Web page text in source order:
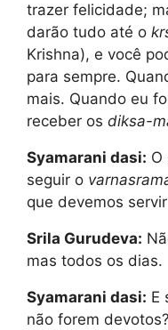
trazer felicidade;
darão tudo até o
Krishna), e você
para sempre.
mais. Quando eu
receber os diksa-
Syamarani dasi: O
seguir o
que devemos
Srila Gurudeva:
mas todos os dias.
Syamarani dasi: E
não forem devotos?